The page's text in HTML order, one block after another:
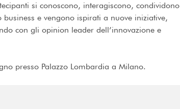
si conoscono, interagiscono, condividono
e vengono ispirati a nuove iniziative,
con gli opinion leader dell’innovazione e
presso Palazzo Lombardia a Milano.